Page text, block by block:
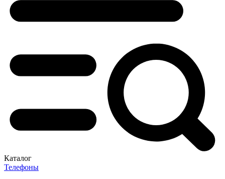
Каталог
Телефоны